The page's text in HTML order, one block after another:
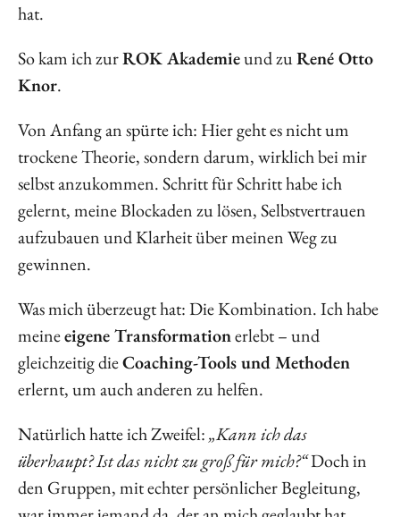
hat.
So kam ich zurROK Akademieund zuRené Otto
Knor.
Von Anfang an spürte ich: Hier geht es nicht um
trockene Theorie, sondern darum, wirklich bei mir
selbst anzukommen. Schritt für Schritt habe ich
gelernt, meine Blockaden zu lösen, Selbstvertrauen
aufzubauen und Klarheit über meinen Weg zu
gewinnen.
Was mich überzeugt hat: Die Kombination. Ich habe
meineeigene Transformationerlebt – und
gleichzeitig dieCoaching-Tools und Methoden
erlernt, um auch anderen zu helfen.
Natürlich hatte ich Zweifel:„Kann ich das
überhaupt? Ist das nicht zu groß für mich?“Doch in
den Gruppen, mit echter persönlicher Begleitung,